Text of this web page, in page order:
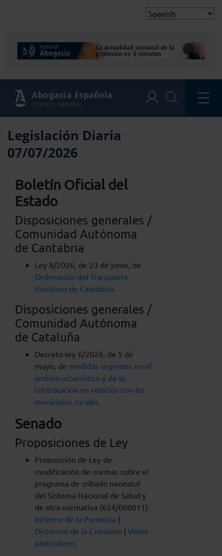
Abogacía Española
CONSEJO GENERAL
Legislación Diaria
07/07/2026
Boletín Oficial del
Estado
Disposiciones generales /
Comunidad Autónoma
de Cantabria
Ley 8/2026, de 23 de junio, de
Ordenación del Transporte
Marítimo de Cantabria.
Disposiciones generales /
Comunidad Autónoma
de Cataluña
Decreto-ley 6/2026, de 5 de
mayo, de medidas urgentes en el
ámbito urbanístico y de la
contratación en relación con los
municipios rurales.
Senado
Proposiciones de Ley
Proposición de Ley de
modificación de normas sobre el
programa de cribado neonatal
del Sistema Nacional de Salud y
de otra normativa (624/000011).
Informe de la Ponencia |
Dictamen de la Comisión | Votos
particulares